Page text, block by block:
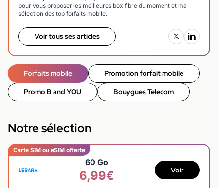
pour vous proposer les meilleures box fibre du moment et ma
sélection des top forfaits mobile.
Voir tous ses articles
Forfaits mobile Promotion forfait mobile
Promo B and YOU Bouygues Telecom
Notre sélection
Carte SIM ou eSIM offerte
60 Go
6,99€ Voir